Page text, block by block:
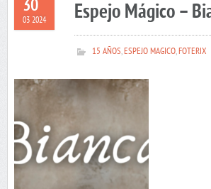
30
03 2024 Espejo Mágico –
15 AÑOS,ESPEJO MAGICO,FOTERIX